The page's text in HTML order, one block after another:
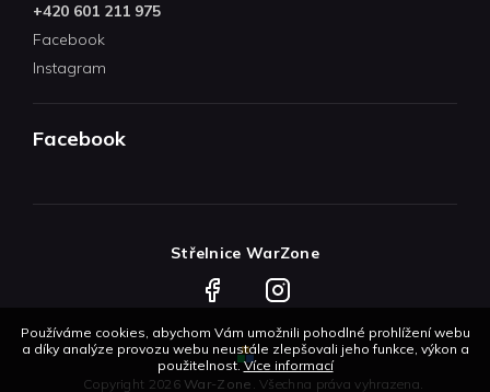
Používáme cookies, abychom Vám umožnili pohodlné prohlížení webu
a díky analýze provozu webu neustále zlepšovali jeho funkce, výkon a
použitelnost.Více informací
+420 601 211 975
Facebook
Instagram
Facebook
Copyright 2026 War-Zone . Všechna práva vyhrazena.
Střelnice WarZone
FacebookInstagram